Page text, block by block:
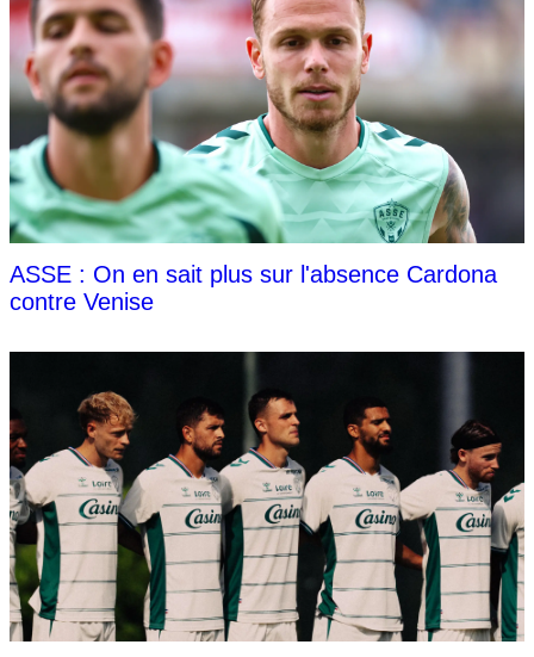
ASSE : On en sait plus sur l'absence Cardona
contre Venise